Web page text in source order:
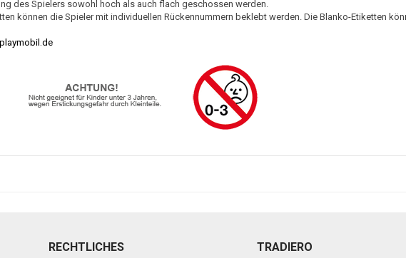
des Spielers sowohl hoch als auch flach geschossen werden.
können die Spieler mit individuellen Rückennummern beklebt werden. Die Blanko-Etiketten
RECHTLICHES TRADIERO